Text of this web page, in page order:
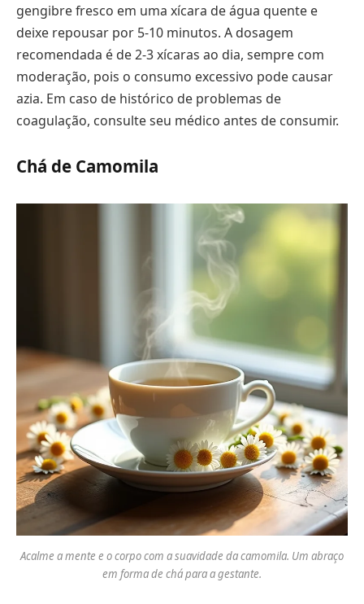
gengibre fresco em uma xícara de água quente e
deixe repousar por 5-10 minutos. A dosagem
recomendada é de 2-3 xícaras ao dia, sempre com
moderação, pois o consumo excessivo pode causar
azia. Em caso de histórico de problemas de
coagulação, consulte seu médico antes de consumir.
Chá de Camomila
Acalme a mente e o corpo com a suavidade da camomila. Um abraço
em forma de chá para a gestante.